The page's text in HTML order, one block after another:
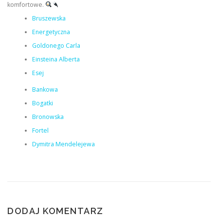
komfortowe.
Bruszewska
Energetyczna
Goldonego Carla
Einsteina Alberta
Esej
Bankowa
Bogatki
Bronowska
Fortel
Dymitra Mendelejewa
DODAJ KOMENTARZ